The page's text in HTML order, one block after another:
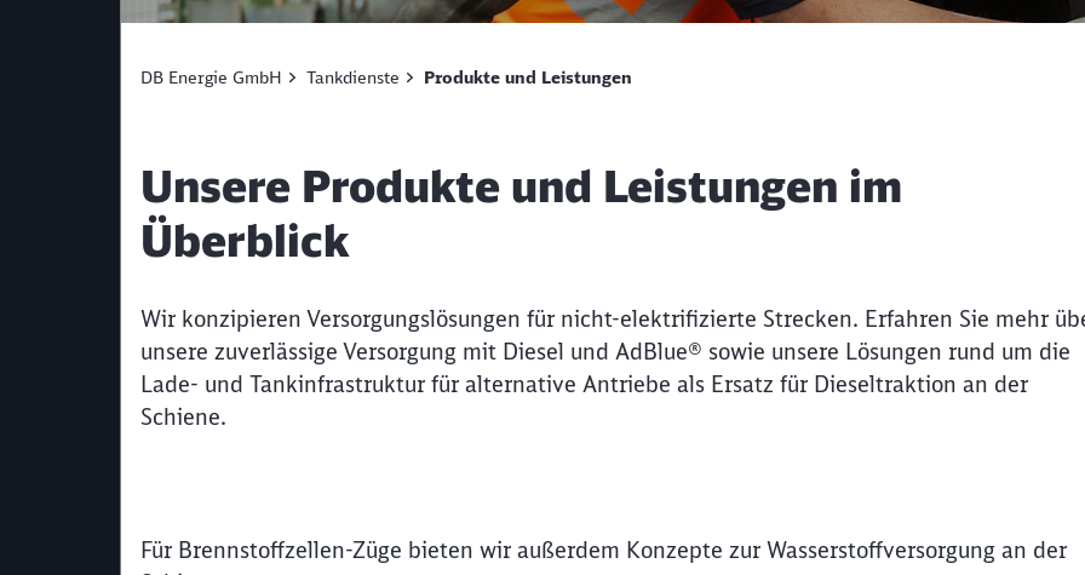
DB Energie GmbH Tankdienste Produkte und Leistungen
Unsere Produkte und Leistungen im
Überblick
Wir konzipieren Versorgungslösungen für nicht-elektrifizierte Strecken. Erfahren Sie mehr
unsere zuverlässige Versorgung mit Diesel und AdBlue® sowie unsere Lösungen rund um die
Lade- und Tankinfrastruktur für alternative Antriebe als Ersatz für Dieseltraktion an der
Schiene.
Für Brennstoffzellen-Züge bieten wir außerdem Konzepte zur Wasserstoffversorgung an der